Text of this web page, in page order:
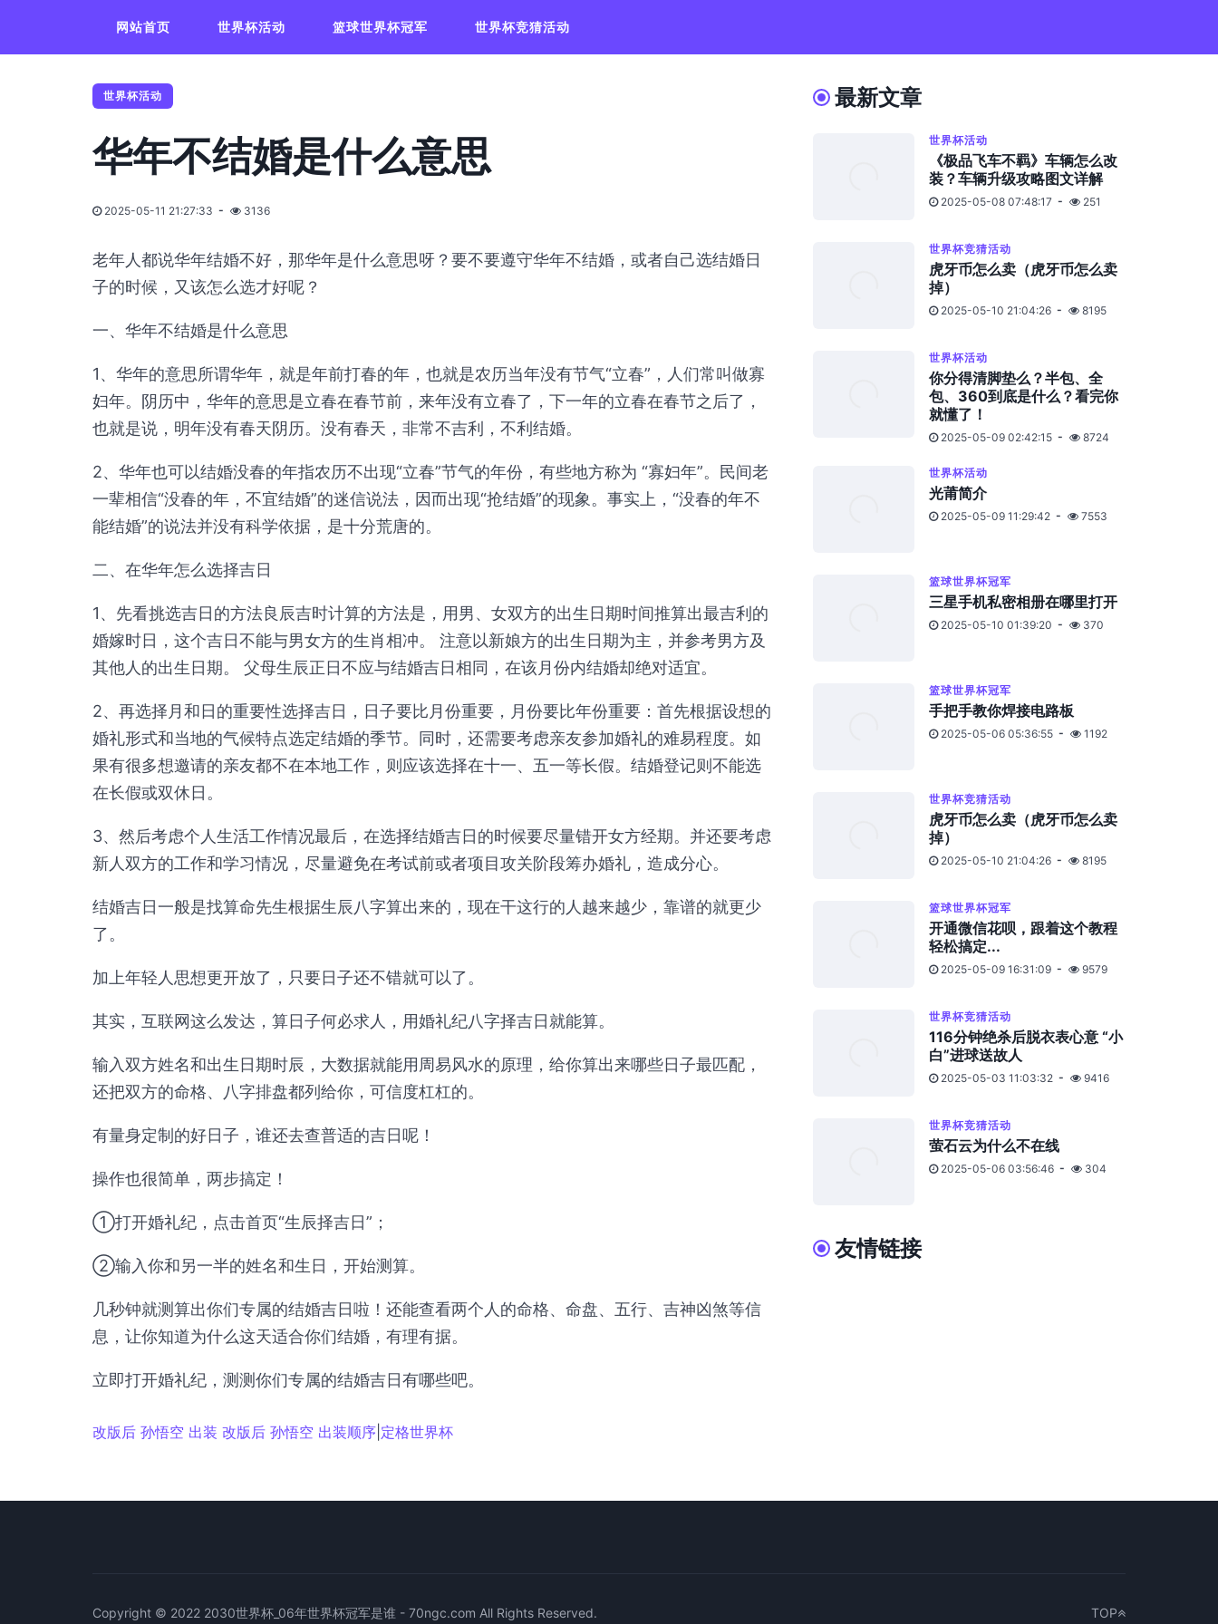
网站首页 世界杯活动 篮球世界杯冠军 世界杯竞猜活动
世界杯活动
华年不结婚是什么意思
2025-05-11 21:27:33 3136
老年人都说华年结婚不好，那华年是什么意思呀？要不要遵守华年不结婚，或者自己选结婚日
子的时候，又该怎么选才好呢？
一、华年不结婚是什么意思
1、华年的意思所谓华年，就是年前打春的年，也就是农历当年没有节气“立春”，人们常叫做寡
妇年。阴历中，华年的意思是立春在春节前，来年没有立春了，下一年的立春在春节之后了，
也就是说，明年没有春天阴历。没有春天，非常不吉利，不利结婚。
2、华年也可以结婚没春的年指农历不出现“立春”节气的年份，有些地方称为 “寡妇年”。民间老
一辈相信“没春的年，不宜结婚”的迷信说法，因而出现“抢结婚”的现象。事实上，“没春的年不
能结婚”的说法并没有科学依据，是十分荒唐的。
二、在华年怎么选择吉日
1、先看挑选吉日的方法良辰吉时计算的方法是，用男、女双方的出生日期时间推算出最吉利的
婚嫁时日，这个吉日不能与男女方的生肖相冲。 注意以新娘方的出生日期为主，并参考男方及
其他人的出生日期。 父母生辰正日不应与结婚吉日相同，在该月份内结婚却绝对适宜。
2、再选择月和日的重要性选择吉日，日子要比月份重要，月份要比年份重要：首先根据设想的
婚礼形式和当地的气候特点选定结婚的季节。同时，还需要考虑亲友参加婚礼的难易程度。如
果有很多想邀请的亲友都不在本地工作，则应该选择在十一、五一等长假。结婚登记则不能选
在长假或双休日。
3、然后考虑个人生活工作情况最后，在选择结婚吉日的时候要尽量错开女方经期。并还要考虑
新人双方的工作和学习情况，尽量避免在考试前或者项目攻关阶段筹办婚礼，造成分心。
结婚吉日一般是找算命先生根据生辰八字算出来的，现在干这行的人越来越少，靠谱的就更少
了。
加上年轻人思想更开放了，只要日子还不错就可以了。
其实，互联网这么发达，算日子何必求人，用婚礼纪八字择吉日就能算。
输入双方姓名和出生日期时辰，大数据就能用周易风水的原理，给你算出来哪些日子最匹配，
还把双方的命格、八字排盘都列给你，可信度杠杠的。
有量身定制的好日子，谁还去查普适的吉日呢！
操作也很简单，两步搞定！
①打开婚礼纪，点击首页“生辰择吉日”；
②输入你和另一半的姓名和生日，开始测算。
几秒钟就测算出你们专属的结婚吉日啦！还能查看两个人的命格、命盘、五行、吉神凶煞等信
息，让你知道为什么这天适合你们结婚，有理有据。
立即打开婚礼纪，测测你们专属的结婚吉日有哪些吧。
改版后 孙悟空 出装 改版后 孙悟空 出装顺序 定格世界杯
最新文章
世界杯活动
《极品飞车不羁》车辆怎么改
装？车辆升级攻略图文详解
2025-05-08 07:48:17 251
世界杯竞猜活动
虎牙币怎么卖（虎牙币怎么卖
掉）
2025-05-10 21:04:26 8195
世界杯活动
你分得清脚垫么？半包、全
包、360到底是什么？看完你
就懂了！
2025-05-09 02:42:15 8724
世界杯活动
光莆简介
2025-05-09 11:29:42 7553
篮球世界杯冠军
三星手机私密相册在哪里打开
2025-05-10 01:39:20 370
篮球世界杯冠军
手把手教你焊接电路板
2025-05-06 05:36:55 1192
世界杯竞猜活动
虎牙币怎么卖（虎牙币怎么卖
掉）
2025-05-10 21:04:26 8195
篮球世界杯冠军
开通微信花呗，跟着这个教程
轻松搞定...
2025-05-09 16:31:09 9579
世界杯竞猜活动
116分钟绝杀后脱衣表心意 “小
白”进球送故人
2025-05-03 11:03:32 9416
世界杯竞猜活动
萤石云为什么不在线
2025-05-06 03:56:46 304
友情链接
Copyright © 2022 2030世界杯_06年世界杯冠军是谁 - 70ngc.com All Rights Reserved. TOP